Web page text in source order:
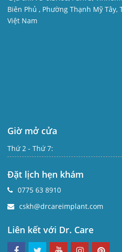
Biên Phủ , Phường Thạnh Mỹ
Việt Nam
Giờ mở cửa
Thứ 2 - Thứ 7:
Đặt lịch hẹn khám
0775 63 8910
cskh@drcareimplant.com
Liên kết với Dr. Care